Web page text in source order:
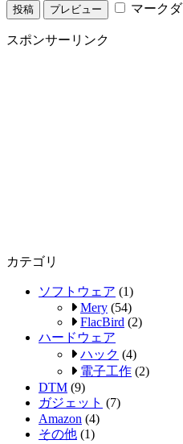
マーク
スポンサーリンク
カテゴリ
ソフトウェア (1)
Mery (54)
FlacBird (2)
ハードウェア
ハック (4)
電子工作 (2)
DTM (9)
ガジェット (7)
Amazon (4)
その他 (1)